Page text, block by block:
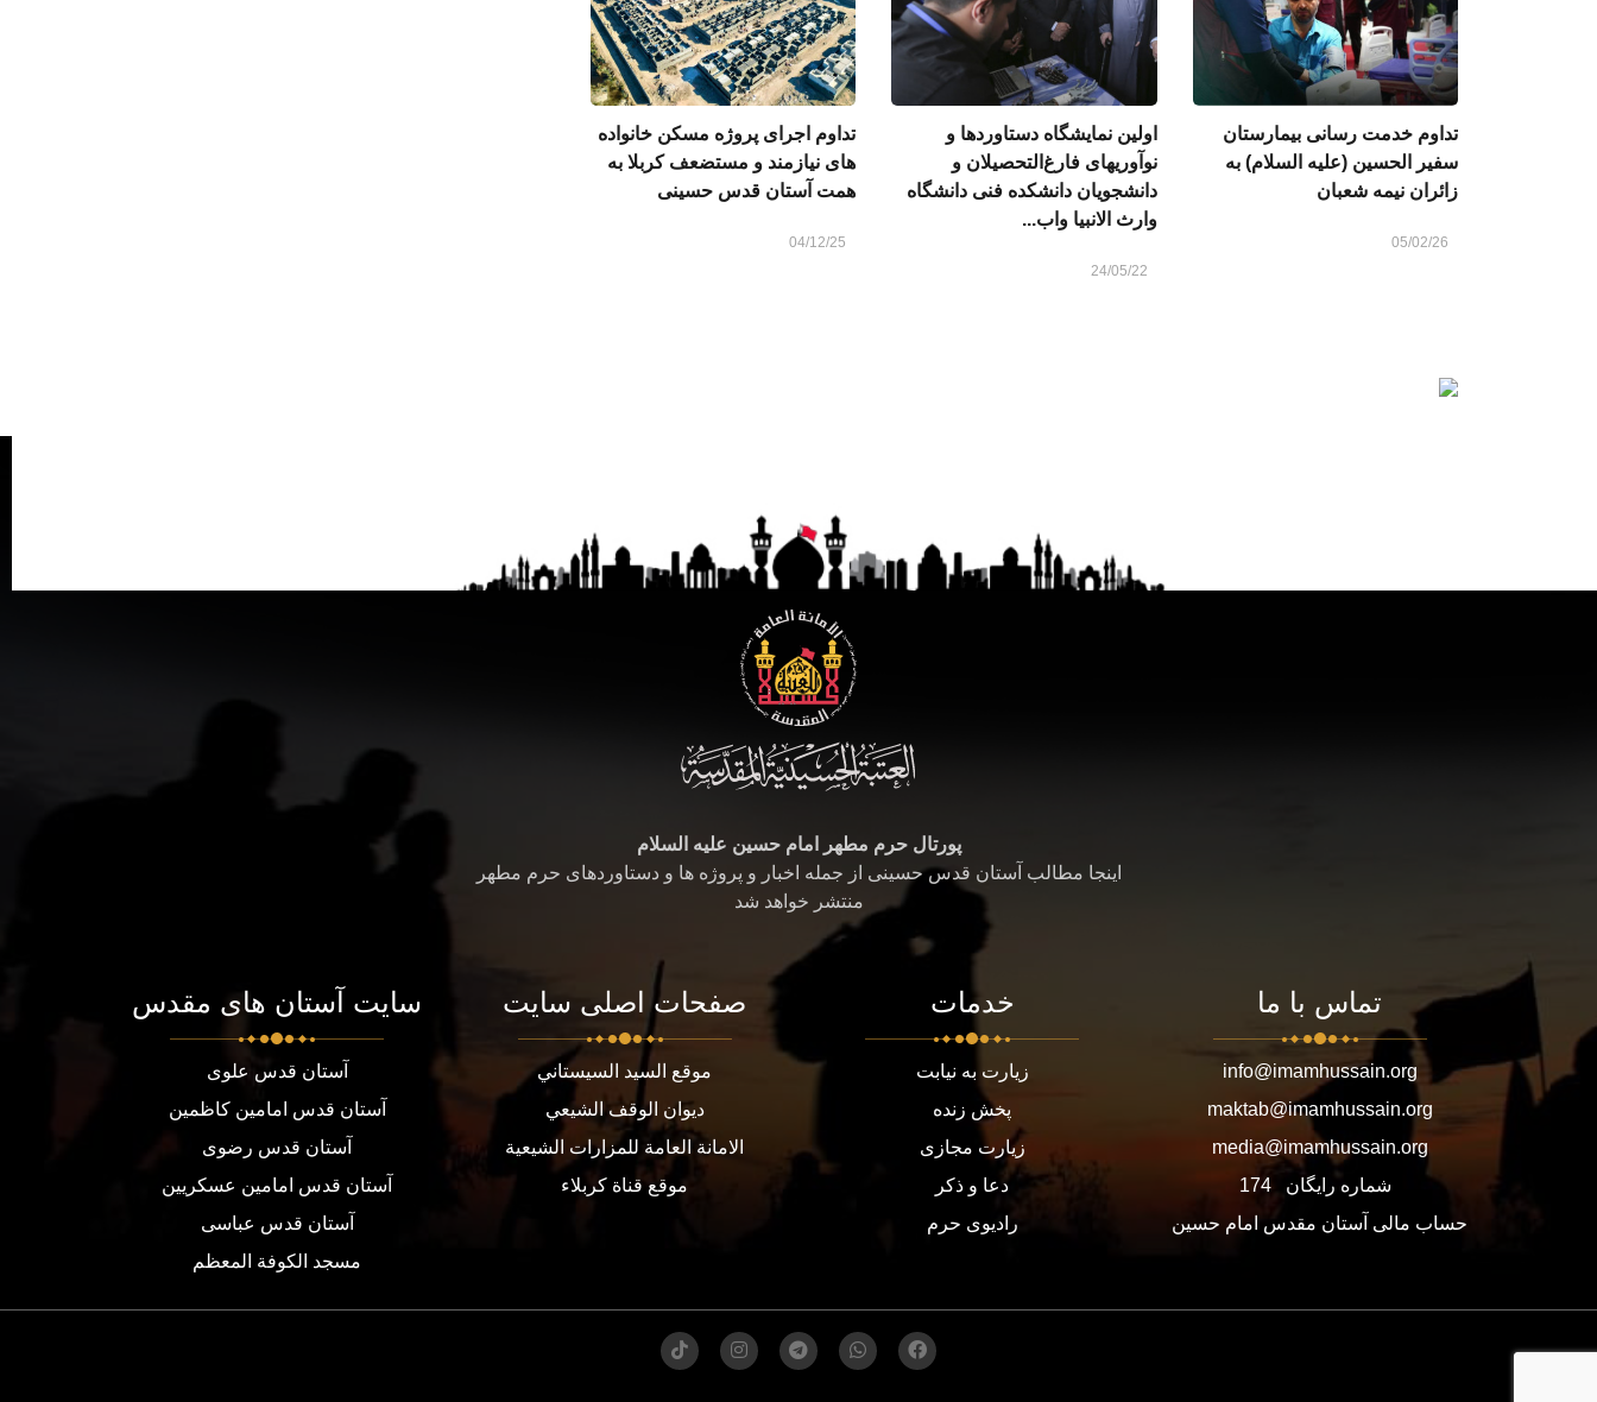
تداوم خدمت رسانی بیمارستان
سفیر الحسین (علیه السلام) به
زائران نیمه شعبان
05/02/26
اولین نمایشگاه دستاوردها و
نوآوریهای فارغ‌التحصیلان و
دانشجویان دانشکده فنی دانشگاه
وارث الانبیا واب...
24/05/22
تداوم اجرای پروژه مسکن خانواده
های نیازمند و مستضعف کربلا به
همت آستان قدس حسینی
04/12/25
پورتال حرم مطهر امام حسین علیه السلام
اینجا مطالب آستان قدس حسینی از جمله اخبار و پروژه ها و دستاوردهای حرم مطهر
منتشر خواهد شد
تماس با ما
info@imamhussain.org
maktab@imamhussain.org
media@imamhussain.org
شماره رایگان
174
حساب مالی آستان مقدس امام حسین
خدمات
زیارت به نیابت
پخش زنده
زیارت مجازی
دعا و ذکر
رادیوی حرم
صفحات اصلی سایت
موقع السيد السيستاني
ديوان الوقف الشيعي
الامانة العامة للمزارات الشيعية
موقع قناة كربلاء
سایت آستان های مقدس
آستان قدس علوی
آستان قدس امامین کاظمین
آستان قدس رضوی
آستان قدس امامین عسکریین
آستان قدس عباسی
مسجد الكوفة المعظم